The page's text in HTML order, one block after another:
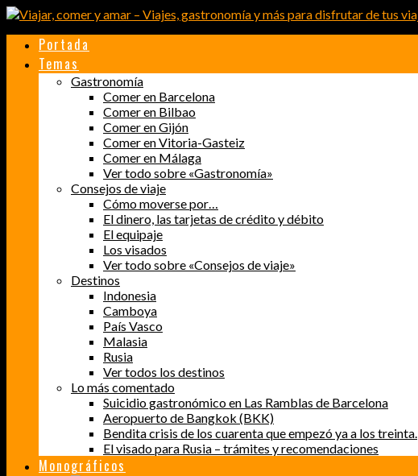
Portada
Temas
Gastronomía
Comer en Barcelona
Comer en Bilbao
Comer en Gijón
Comer en Vitoria-Gasteiz
Comer en Málaga
Ver todo sobre «Gastronomía»
Consejos de viaje
Cómo moverse por…
El dinero, las tarjetas de crédito y débito
El equipaje
Los visados
Ver todo sobre «Consejos de viaje»
Destinos
Indonesia
Camboya
País Vasco
Malasia
Rusia
Ver todos los destinos
Lo más comentado
Suicidio gastronómico en Las Ramblas de Barcelona
Aeropuerto de Bangkok (BKK)
Bendita crisis de los cuarenta que empezó ya a los treinta.
El visado para Rusia – trámites y recomendaciones
Monográficos